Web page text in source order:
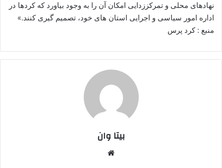
نهادهای محلی و تمرکززدایی امکان آن را به وجود بیاورد که کردها در
اداره امور سیاسی و اجرایی استان های خود، تصمیم گیری کنند.»
منبع : کرد پرس
بیتا وان